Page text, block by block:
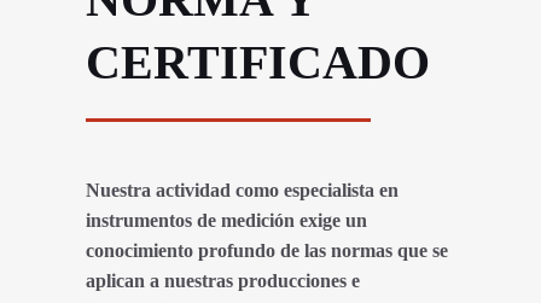
CERTIFICADO
Nuestra actividad como especialista en
instrumentos de medición exige un
conocimiento profundo de las normas que se
aplican a nuestras producciones e